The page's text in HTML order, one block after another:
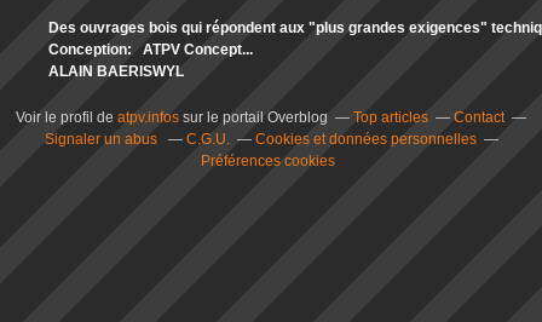
Des ouvrages bois qui répondent aux "plus grandes exigences"
Conception: ATPV Concept...
ALAIN BAERISWYL
Voir le profil de atpv.infos sur le portail Overblog Top articles
Contact
Signaler un abus
C.G.U.
Cookies et données personnelles
Préférences cookies